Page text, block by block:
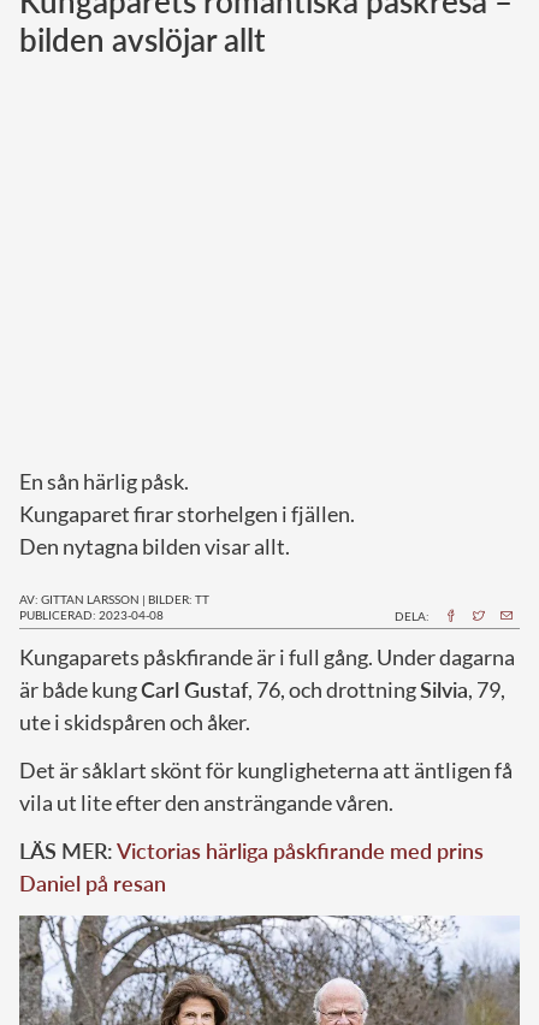
Norska kungahuset
bilden avslöjar allt
En sån härlig påsk.
Kungaparet firar storhelgen i fjällen.
Den nytagna bilden visar allt.
AV: GITTAN LARSSON | BILDER: TT
PUBLICERAD: 2023-04-08
DELA:
Kungaparets påskfirande är i full gång. Under dagarna
är både kungCarl Gustaf, 76, och drottningSilvia, 79,
ute i skidspåren och åker.
Det är såklart skönt för kungligheterna att äntligen få
vila ut lite efter den ansträngande våren.
LÄS MER:Victorias härliga påskfirande med prins
Daniel på resan